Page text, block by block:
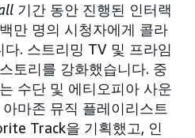
기간 동안 진행된 인터랙
만 명의 시청자에게 콜라
. 스트리밍 TV 및 프라임
토리를 강화했습니다. 중
수단 및 에티오피아 사운
마존 뮤직 플레이리스트
Track을 기획했고, 인